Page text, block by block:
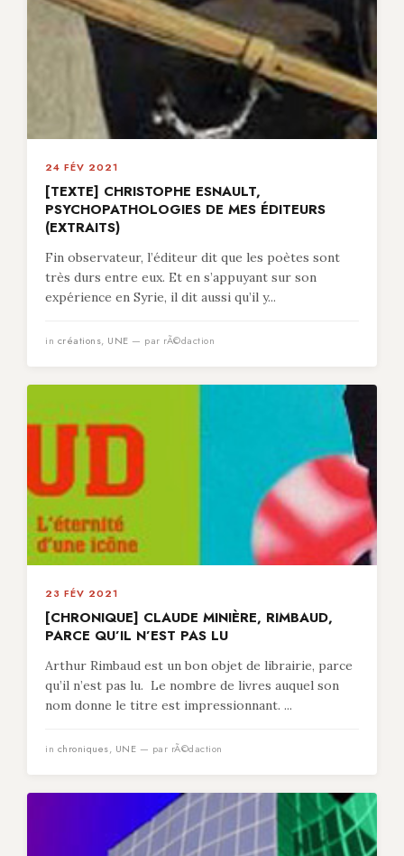
24 FÉV 2021
[TEXTE] CHRISTOPHE ESNAULT,
PSYCHOPATHOLOGIES DE MES ÉDITEURS
(EXTRAITS)
Fin observateur, l’éditeur dit que les poètes sont
très durs entre eux. Et en s’appuyant sur son
expérience en Syrie, il dit aussi qu’il y...
in créations, UNE — par rÃ©daction
23 FÉV 2021
[CHRONIQUE] CLAUDE MINIÈRE, RIMBAUD,
PARCE QU’IL N’EST PAS LU
Arthur Rimbaud est un bon objet de librairie, parce
qu’il n’est pas lu. Le nombre de livres auquel son
nom donne le titre est impressionnant. ...
in chroniques, UNE — par rÃ©daction